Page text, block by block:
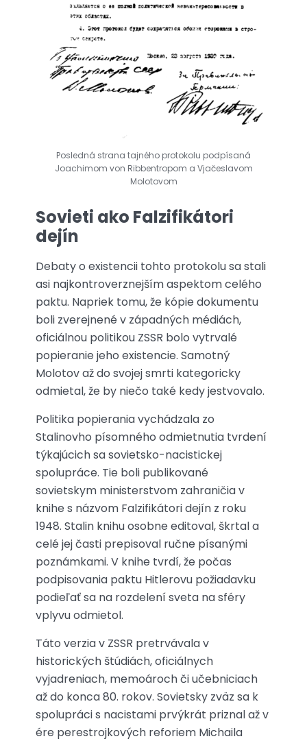
Posledná strana tajného protokolu podpísaná
Joachimom von Ribbentropom a Vjačeslavom
Molotovom
Sovieti ako Falzifikátori
dejín
Debaty o existencii tohto protokolu sa stali
asi najkontroverznejším aspektom celého
paktu. Napriek tomu, že kópie dokumentu
boli zverejnené v západných médiách,
oficiálnou politikou ZSSR bolo vytrvalé
popieranie jeho existencie. Samotný
Molotov až do svojej smrti kategoricky
odmietal, že by niečo také kedy jestvovalo.
Politika popierania vychádzala zo
Stalinovho písomného odmietnutia tvrdení
týkajúcich sa sovietsko-nacistickej
spolupráce. Tie boli publikované
sovietskym ministerstvom zahraničia v
knihe s názvom Falzifikátori dejín z roku
1948. Stalin knihu osobne editoval, škrtal a
celé jej časti prepisoval ručne písanými
poznámkami. V knihe tvrdí, že počas
podpisovania paktu Hitlerovu požiadavku
podieľať sa na rozdelení sveta na sféry
vplyvu odmietol.
Táto verzia v ZSSR pretrvávala v
historických štúdiách, oficiálnych
vyjadreniach, memoároch či učebniciach
až do konca 80. rokov. Sovietsky zväz sa k
spolupráci s nacistami prvýkrát priznal až v
ére perestrojkových reforiem Michaila